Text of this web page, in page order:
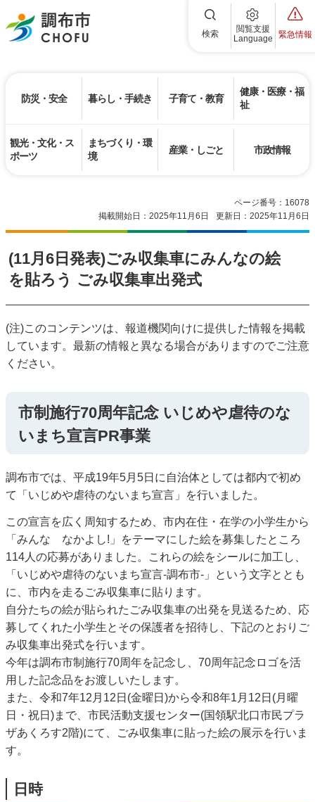
調布市 検索
閲覧支援
Language
緊急情報
防災・安全 暮らし・手続き 子育て・教育
健康・医療・福
祉
観光・文化・ス
ポーツ
まちづくり・環
境
産業・しごと 市政情報
ページ番号：16078
掲載開始日：2025年11月6日
更新日：2025年11月6日
(11月6日発表)ごみ収集車にみんなの絵
を貼ろう ごみ収集車出発式
(注)このコンテンツは、報道機関向けに提供した情報を掲載
しています。最新の情報と異なる場合がありますのでご注意
ください。
市制施行70周年記念 いじめや虐待のな
いまち宣言PR事業
調布市では、平成19年5月5日に自治体としては都内で初め
て「いじめや虐待のないまち宣言」を行いました。
この宣言を広く周知するため、市内在住・在学の小学生から
「みんな なかよし!」をテーマにした絵を募集したところ
114人の応募がありました。これらの絵をシールに加工し、
「いじめや虐待のないまち宣言-調布市-」という文字ととも
に、市内を走るごみ収集車に貼ります。
自分たちの絵が貼られたごみ収集車の出発を見送るため、応
募してくれた小学生とその保護者を招待し、下記のとおりご
み収集車出発式を行います。
今年は調布市制施行70周年を記念し、70周年記念ロゴを活
用した記念品をお渡しいたします。
また、令和7年12月12日(金曜日)から令和8年1月12日(月曜
日・祝日)まで、市民活動支援センター(国領駅北口市民プラ
ザあくろす2階)にて、ごみ収集車に貼った絵の展示を行いま
す。
日時